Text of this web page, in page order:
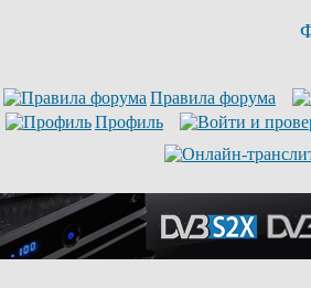
Правила форума
Профиль